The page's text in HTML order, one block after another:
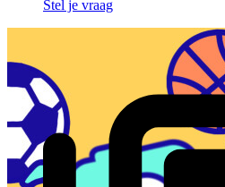
Stel je vraag